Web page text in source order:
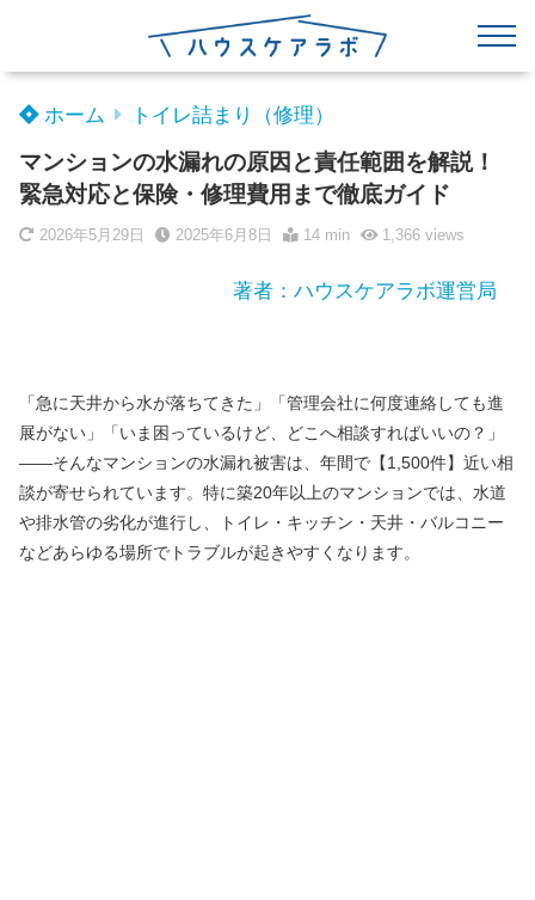
ホーム トイレ詰まり（修理）
マンションの水漏れの原因と責任範囲を解説！
緊急対応と保険・修理費用まで徹底ガイド
2026年5月29日 2025年6月8日 14 min 1,366views
著者：ハウスケアラボ運営局
「急に天井から水が落ちてきた」「管理会社に何度連絡しても進
展がない」「いま困っているけど、どこへ相談すればいいの？」
——そんなマンションの水漏れ被害は、年間で【1,500件】近い相
談が寄せられています。特に築20年以上のマンションでは、水道
や排水管の劣化が進行し、トイレ・キッチン・天井・バルコニー
などあらゆる場所でトラブルが起きやすくなります。